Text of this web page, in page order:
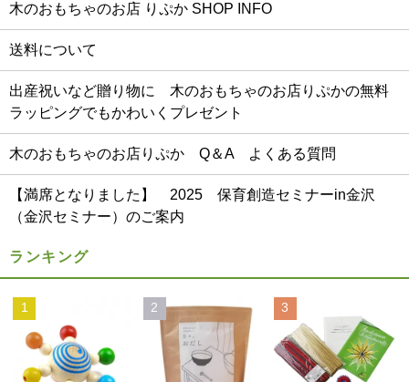
木のおもちゃのお店 りぷか SHOP INFO
送料について
出産祝いなど贈り物に 木のおもちゃのお店りぷかの無料
ラッピングでもかわいくプレゼント
木のおもちゃのお店りぷか Q＆A よくある質問
【満席となりました】 2025 保育創造セミナーin金沢
（金沢セミナー）のご案内
ランキング
1 2 3